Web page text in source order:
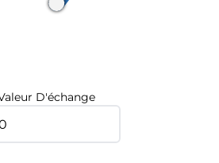
D'échange